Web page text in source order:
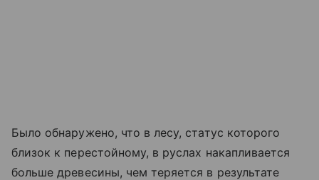
Было обнаружено, что в лесу, статус которого
близок к перестойному, в руслах накапливается
больше древесины, чем теряется в результате